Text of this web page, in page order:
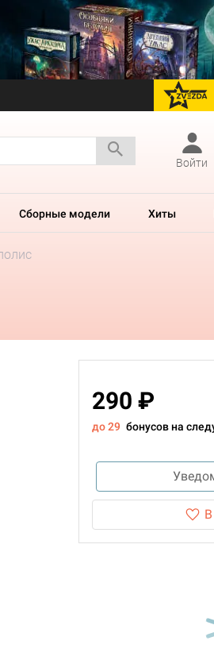
Войти
Сборные модели Хиты
290 ₽
до 29 бонусов на